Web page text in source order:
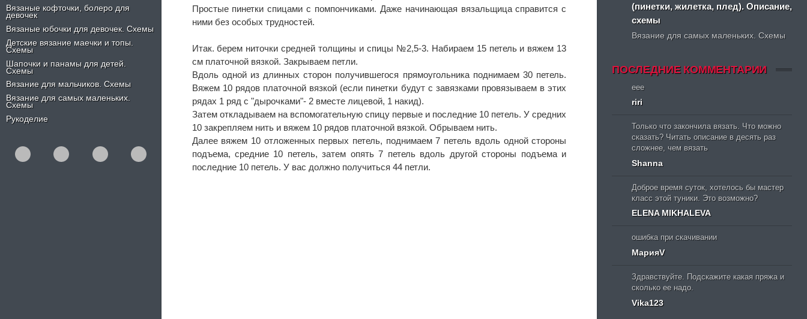
Вязаные кофточки, болеро для
девочек
Вязаные юбочки для девочек. Схемы
Детские вязание маечки и топы.
Схемы
Шапочки и панамы для детей.
Схемы
Вязание для мальчиков. Схемы
Вязание для самых маленьких.
Схемы
Рукоделие
Простые пинетки спицами с помпончиками. Даже начинающая вязальщица справится с
ними без особых трудностей.
Итак. берем ниточки средней толщины и спицы №2,5-3. Набираем 15 петель и вяжем 13
см платочной вязкой. Закрываем петли.
Вдоль одной из длинных сторон получившегося прямоугольника поднимаем 30 петель.
Вяжем 10 рядов платочной вязкой (если пинетки будут с завязками провязываем в этих
рядах 1 ряд с "дырочками"- 2 вместе лицевой, 1 накид).
Затем откладываем на вспомогательную спицу первые и последние 10 петель. У средних
10 закрепляем нить и вяжем 10 рядов платочной вязкой. Обрываем нить.
Далее вяжем 10 отложенных первых петель, поднимаем 7 петель вдоль одной стороны
подъема, средние 10 петель, затем опять 7 петель вдоль другой стороны подъема и
последние 10 петель. У вас должно получиться 44 петли.
(пинетки, жилетка, плед). Описание,
схемы
Вязание для самых маленьких. Схемы
ПОСЛЕДНИЕ КОММЕНТАРИИ
eee
riri
Только что закончила вязать. Что можно
сказать? Читать описание в десять раз
сложнее, чем вязать
Shanna
Доброе время суток, хотелось бы мастер
класс этой туники. Это возможно?
ELENA MIKHALEVA
ошибка при скачивании
МарияV
Здравствуйте. Подскажите какая пряжа и
сколько ее надо.
Vika123